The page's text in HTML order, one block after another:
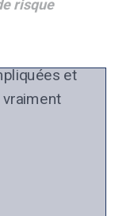
risque